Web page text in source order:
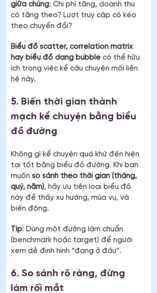
giữa chúng: Chi phí tăng, doanh thu
có tăng theo? Lượt truy cập có kéo
theo chuyển đổi?
Biểu đồ scatter, correlation matrix
hay biểu đồ dạng bubble có thể hữu
ích trong việc kể câu chuyện mối liên
hệ này.
5. Biến thời gian thành
mạch kể chuyện bằng biểu
đồ đường
Không gì kể chuyện quá khứ đến hiện
tại tốt bằng biểu đồ đường. Khi bạn
muốn so sánh theo thời gian (tháng,
quý, năm), hãy ưu tiên loại biểu đồ
này để thấy xu hướng, mùa vụ, và
biến động.
Tip: Dùng một đường làm chuẩn
(benchmark hoặc target) để người
xem dễ định hình “đang ở đâu”.
6. So sánh rõ ràng, đừng
làm rối mắt